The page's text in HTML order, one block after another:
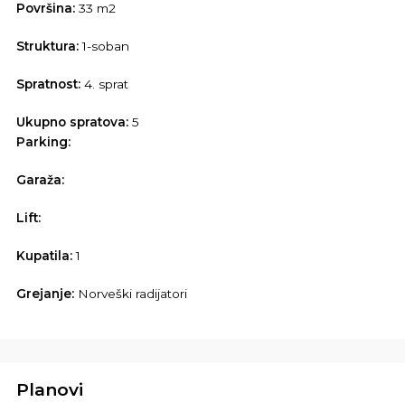
Površina:33 m2
Struktura:1-soban
Spratnost:4. sprat
Ukupno spratova:5
Parking:
Garaža:
Lift:
Kupatila:1
Grejanje:Norveški radijatori
Planovi